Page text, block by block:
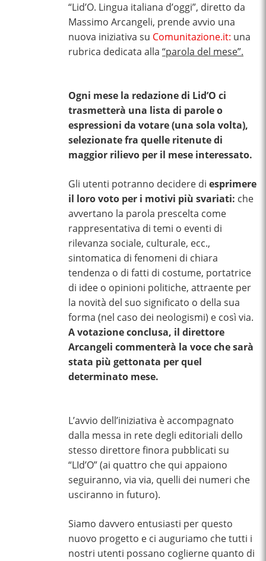
“Lid’O. Lingua italiana d’oggi”, diretto da
Massimo Arcangeli, prende avvio una
nuova iniziativa su Comunitazione.it: una
rubrica dedicata alla “parola del mese”.
Ogni mese la redazione di Lid’O ci
trasmetterà una lista di parole o
espressioni da votare (una sola volta),
selezionate fra quelle ritenute di
maggior rilievo per il mese interessato.
Gli utenti potranno decidere di esprimere
il loro voto per i motivi più svariati: che
avvertano la parola prescelta come
rappresentativa di temi o eventi di
rilevanza sociale, culturale, ecc.,
sintomatica di fenomeni di chiara
tendenza o di fatti di costume, portatrice
di idee o opinioni politiche, attraente per
la novità del suo significato o della sua
forma (nel caso dei neologismi) e così via.
A votazione conclusa, il direttore
Arcangeli commenterà la voce che sarà
stata più gettonata per quel
determinato mese.
L’avvio dell’iniziativa è accompagnato
dalla messa in rete degli editoriali dello
stesso direttore finora pubblicati su
“LId’O” (ai quattro che qui appaiono
seguiranno, via via, quelli dei numeri che
usciranno in futuro).
Siamo davvero entusiasti per questo
nuovo progetto e ci auguriamo che tutti i
nostri utenti possano coglierne quanto di